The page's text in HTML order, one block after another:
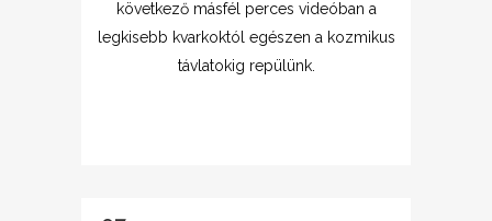
következő másfél perces videóban a
legkisebb kvarkoktól egészen a kozmikus
távlatokig repülünk.